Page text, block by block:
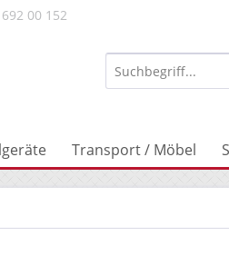
692 00 152
Transport / Möbel